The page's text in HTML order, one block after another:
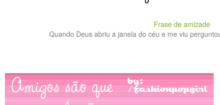
Frase de amizade
Quando Deus abriu a janela do céu e me viu